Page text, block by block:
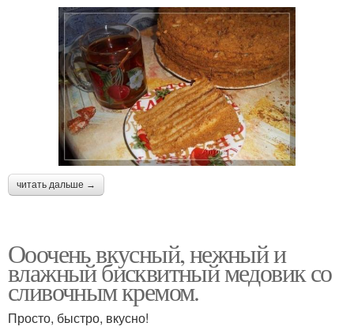
читать дальше →
Ооочень вкусный, нежный и
влажный бисквитный медовик со
сливочным кремом.
Просто, быстро, вкусно!